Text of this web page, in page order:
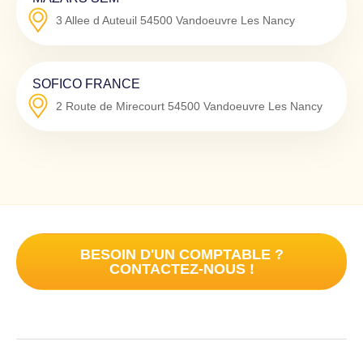
3 Allee d Auteuil 54500 Vandoeuvre Les Nancy
SOFICO FRANCE
2 Route de Mirecourt 54500 Vandoeuvre Les Nancy
BESOIN D'UN COMPTABLE ?
CONTACTEZ-NOUS !